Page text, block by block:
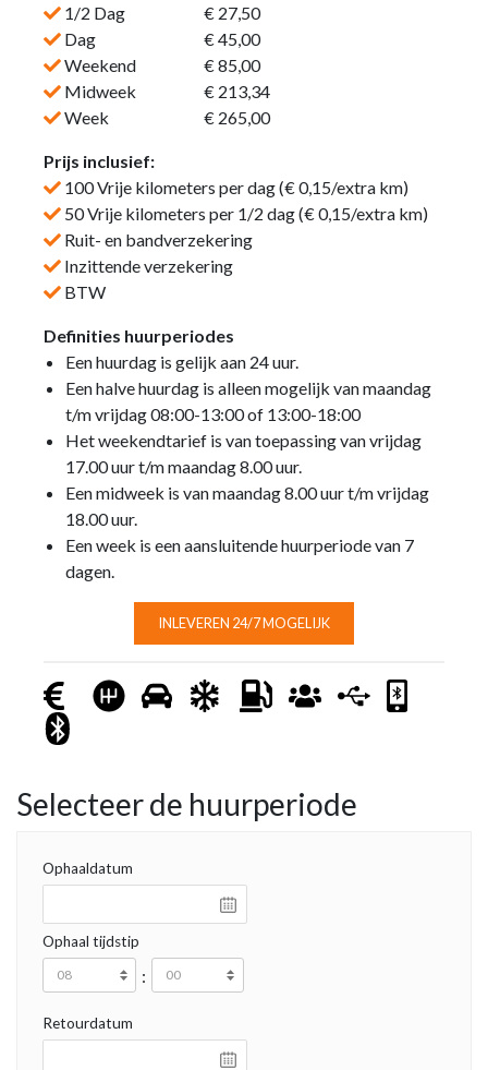
1/2 Dag
€ 27,50
Dag
€ 45,00
Weekend
€ 85,00
Midweek
€ 213,34
Week
€ 265,00
Prijs inclusief:
100 Vrije kilometers per dag (€ 0,15/extra km)
50 Vrije kilometers per 1/2 dag (€ 0,15/extra km)
Ruit- en bandverzekering
Inzittende verzekering
BTW
Definities huurperiodes
Een huurdag is gelijk aan 24 uur.
Een halve huurdag is alleen mogelijk van maandag
t/m vrijdag 08:00-13:00 of 13:00-18:00
Het weekendtarief is van toepassing van vrijdag
17.00 uur t/m maandag 8.00 uur.
Een midweek is van maandag 8.00 uur t/m vrijdag
18.00 uur.
Een week is een aansluitende huurperiode van 7
dagen.
INLEVEREN 24/7 MOGELIJK
Selecteer de huurperiode
Ophaaldatum
Ophaal tijdstip
:
Retourdatum